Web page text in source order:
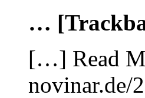
…
[…] Read